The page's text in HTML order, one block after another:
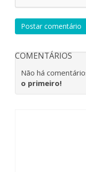
Postar comentário
COMENTÁRIOS
Não há
o primeiro!